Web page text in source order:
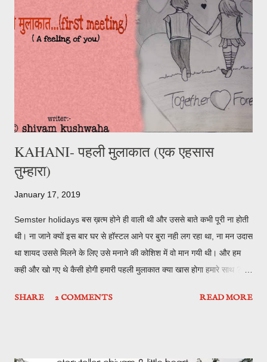
हाथ पकड़ा था तुम्हारा ओर तुमने कुछ नही बोला वो तुम्हारे हाथ की गरमाहट का
एहसास आज भी मेरे हाथ मे है। फिर जब तुम दूर जा रही थी , आँ...
KAHANI- पहली मुलाकात (एक एहसास
तुम्हारा)
January 17, 2019
Semster holidays बस ख़त्म होने ही वाली थी और उससे बाते कभी पूरी ना होती
थी। ना जाने क्यों इस बार घर से हॉस्टल आने पर बुरा नही लग रहा था, ना मन उदास
था शायद उससे मिलने के लिए उसे मनाने की कोशिश में वो मान गयी थी। और हम
कही और खो गए थे कैसी होगी हमारी पहली मुलाकात क्या खास होगा हमारे साथ ? वो
बता रहे थे की कितना इंताजर है हमको उनके आने वाले reply का। Me : तो क्या
SHARE 2 COMMENTS READ MORE